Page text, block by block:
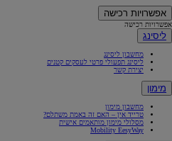
אפשרויות רכישה
אפשרויות רכישה
ליסינג
מחשבון ליסינג
ליסינג תפעולי פרטי לעסקים קטנים
יצירת קשר
מימון
מחשבון מימון
טרייד אין – האם זה באמת משתלם?
מסלולי מימון מותאמים אישית
Mobility EesyWay